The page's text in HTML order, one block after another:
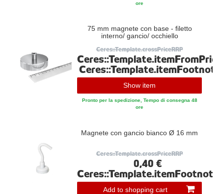
ore
75 mm magnete con base - filetto
interno/ gancio/ occhiello
Ceres::Template.crossPriceRRP
Ceres::Template.itemFootnote
Show item
Pronto per la spedizione, Tempo di consegna 48
ore
Magnete con gancio bianco Ø 16 mm
Ceres::Template.crossPriceRRP
0,40 €
Ceres::Template.itemFootnote
Add to shopping cart